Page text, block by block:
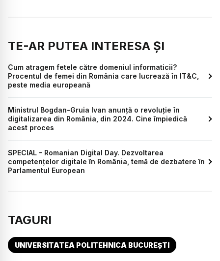
TE-AR PUTEA INTERESA ȘI
Cum atragem fetele către domeniul informaticii?
Procentul de femei din România care lucrează în IT&C,
peste media europeană
Ministrul Bogdan-Gruia Ivan anunță o revoluție în
digitalizarea din România, din 2024. Cine împiedică
acest proces
SPECIAL - Romanian Digital Day. Dezvoltarea
competențelor digitale în România, temă de dezbatere în
Parlamentul European
TAGURI
UNIVERSITATEA POLITEHNICA BUCUREȘTI